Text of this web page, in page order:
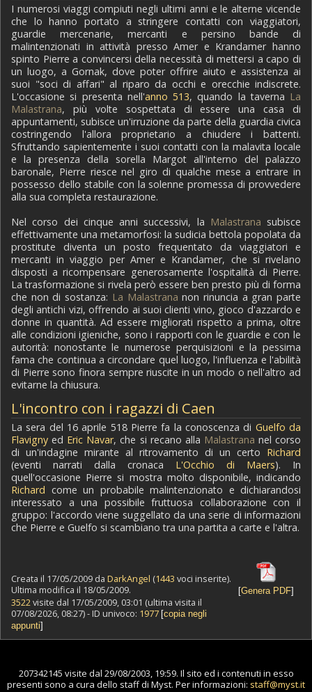
I numerosi viaggi compiuti negli ultimi anni e le alterne vicende
che lo hanno portato a stringere contatti con viaggiatori,
guardie mercenarie, mercanti e persino bande di
malintenzionati in attività presso Amer e Krandamer hanno
spinto Pierre a convincersi della necessità di mettersi a capo di
un luogo, a Gornak, dove poter offrire aiuto e assistenza ai
suoi "soci di affari" al riparo da occhi e orecchie indiscrete.
L'occasione si presenta nell'anno 513, quando la taverna La
Malastrana, più volte sospettata di essere una casa di
appuntamenti, subisce un'irruzione da parte della guardia civica
costringendo l'allora proprietario a chiudere i battenti.
Sfruttando sapientemente i suoi contatti con la malavita locale
e la presenza della sorella Margot all'interno del palazzo
baronale, Pierre riesce nel giro di qualche mese a entrare in
possesso dello stabile con la solenne promessa di provvedere
alla sua completa restaurazione.
Nel corso dei cinque anni successivi, la Malastrana subisce
effettivamente una metamorfosi: la sudicia bettola popolata da
prostitute diventa un posto frequentato da viaggiatori e
mercanti in viaggio per Amer e Krandamer, che si rivelano
disposti a ricompensare generosamente l'ospitalità di Pierre.
La trasformazione si rivela però essere ben presto più di forma
che non di sostanza: La Malastrana non rinuncia a gran parte
degli antichi vizi, offrendo ai suoi clienti vino, gioco d'azzardo e
donne in quantità. Ad essere migliorati rispetto a prima, oltre
alle condizioni igieniche, sono i rapporti con le guardie e con le
autorità: nonostante le numerose perquisizioni e la pessima
fama che continua a circondare quel luogo, l'influenza e l'abilità
di Pierre sono finora sempre riuscite in un modo o nell'altro ad
evitarne la chiusura.
L'incontro con i ragazzi di Caen
La sera del 16 aprile 518 Pierre fa la conoscenza di Guelfo da
Flavigny ed Eric Navar, che si recano alla Malastrana nel corso
di un'indagine mirante al ritrovamento di un certo Richard
(eventi narrati dalla cronaca L'Occhio di Maers). In
quell'occasione Pierre si mostra molto disponibile, indicando
Richard come un probabile malintenzionato e dichiarandosi
interessato a una possibile fruttuosa collaborazione con il
gruppo: l'accordo viene suggellato da una serie di informazioni
che Pierre e Guelfo si scambiano tra una partita a carte e l'altra.
Creata il 17/05/2009 da DarkAngel (1443 voci inserite).
Ultima modifica il 18/05/2009.
3522visite dal 17/05/2009, 03:01 (ultima visita il
07/08/2026, 08:27) - ID univoco: 1977 [copia negli
appunti]
[Genera PDF]
207342145 visite dal 29/08/2003, 19:59. Il sito ed i contenuti in esso
presenti sono a cura dello staff di Myst. Per informazioni: staff@myst.it